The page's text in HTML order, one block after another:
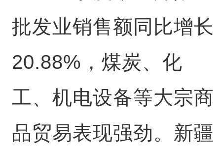
批发业销售额同比增长
20.88%，煤炭、化
工、机电设备等大宗商
品贸易表现强劲。新疆